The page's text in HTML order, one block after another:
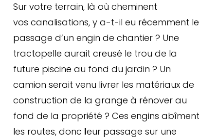
Sur votre terrain, là où cheminent
vos canalisations, y a-t-il eu récemment le
passage d’un engin de chantier ? Une
tractopelle aurait creusé le trou de la
future piscine au fond du jardin ? Un
camion serait venu livrer les matériaux de
construction de la grange à rénover au
fond de la propriété ? Ces engins abîment
les routes, donc leur passage sur une